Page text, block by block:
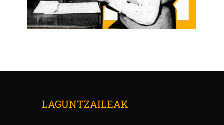
LAGUNTZAILEAK